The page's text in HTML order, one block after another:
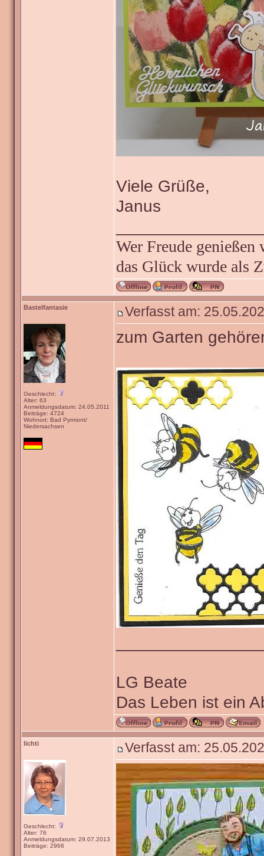
Viele Grüße,
Janus
Wer Freude
das Glück wurde als
Bastelfantasie
Geschlecht:
Alter: 63
Anmeldungsdatum: 24.05.2011
Beiträge: 4724
Wohnort: Bad Pyrmont/
Niedersachsen
Verfasst am:
zum Garten
LG Beate
Das Leben ist ein
lichti
Geschlecht:
Alter: 76
Anmeldungsdatum: 29.07.2013
Beiträge: 2966
Verfasst am: